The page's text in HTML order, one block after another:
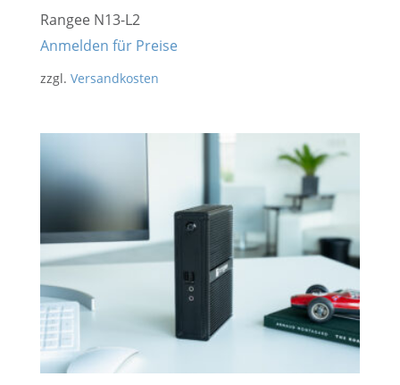
Rangee N13-L2
Anmelden für Preise
zzgl. Versandkosten